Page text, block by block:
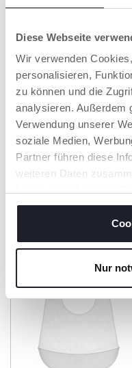
Diese Webseite
Wir verwenden
personalisieren,
zu können und die
analysieren. Außerdem
Verwendung unserer
soziale Medien,
Partner führen diese
weiteren Daten
gesammelt haben.
Nur
HBAR
Schonwaschgang
40 °C. Zum
aufhängen.
PRODUKTE,